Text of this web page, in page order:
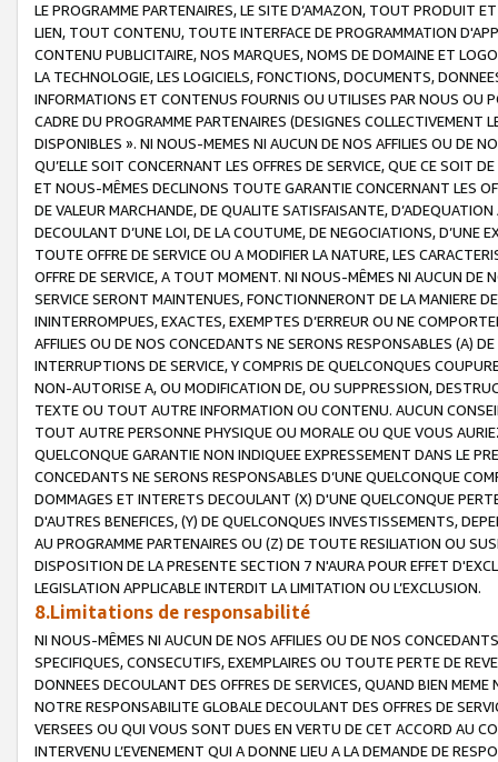
LE PROGRAMME PARTENAIRES, LE SITE D’AMAZON, TOUT PRODUIT
LIEN, TOUT CONTENU, TOUTE INTERFACE DE PROGRAMMATION
CONTENU PUBLICITAIRE, NOS MARQUES, NOMS DE DOMAINE ET
LA TECHNOLOGIE, LES LOGICIELS, FONCTIONS, DOCUMENTS,
INFORMATIONS ET CONTENUS FOURNIS OU UTILISES PAR NOUS OU
CADRE DU PROGRAMME PARTENAIRES (DESIGNES COLLECTIVEMENT
DISPONIBLES ». NI NOUS-MEMES NI AUCUN DE NOS AFFILIES OU DE
QU’ELLE SOIT CONCERNANT LES OFFRES DE SERVICE, QUE CE SOIT
ET NOUS-MÊMES DECLINONS TOUTE GARANTIE CONCERNANT LES
DE VALEUR MARCHANDE, DE QUALITE SATISFAISANTE,
DECOULANT D’UNE LOI, DE LA COUTUME, DE NEGOCIATIONS, D’UNE
TOUTE OFFRE DE SERVICE OU A MODIFIER LA NATURE, LES
OFFRE DE SERVICE, A TOUT MOMENT. NI NOUS-MÊMES NI AUCUN DE
SERVICE SERONT MAINTENUES, FONCTIONNERONT DE LA MANIERE
ININTERROMPUES, EXACTES, EXEMPTES D’ERREUR OU NE
AFFILIES OU DE NOS CONCEDANTS NE SERONS RESPONSABLES (A)
INTERRUPTIONS DE SERVICE, Y COMPRIS DE QUELCONQUES
NON-AUTORISE A, OU MODIFICATION DE, OU SUPPRESSION,
TEXTE OU TOUT AUTRE INFORMATION OU CONTENU. AUCUN
TOUT AUTRE PERSONNE PHYSIQUE OU MORALE OU QUE VOUS
QUELCONQUE GARANTIE NON INDIQUEE EXPRESSEMENT DANS LE
CONCEDANTS NE SERONS RESPONSABLES D’UNE QUELCONQUE
DOMMAGES ET INTERETS DECOULANT (X) D'UNE QUELCONQUE
D'AUTRES BENEFICES, (Y) DE QUELCONQUES INVESTISSEMENTS,
AU PROGRAMME PARTENAIRES OU (Z) DE TOUTE RESILIATION OU
DISPOSITION DE LA PRESENTE SECTION 7 N'AURA POUR EFFET
LEGISLATION APPLICABLE INTERDIT LA LIMITATION OU L’EXCLUSION.
8.Limitations de responsabilité
NI NOUS-MÊMES NI AUCUN DE NOS AFFILIES OU DE NOS
SPECIFIQUES, CONSECUTIFS, EXEMPLAIRES OU TOUTE PERTE DE
DONNEES DECOULANT DES OFFRES DE SERVICES, QUAND BIEN
NOTRE RESPONSABILITE GLOBALE DECOULANT DES OFFRES DE
VERSEES OU QUI VOUS SONT DUES EN VERTU DE CET ACCORD AU
INTERVENU L’EVENEMENT QUI A DONNE LIEU A LA DEMANDE DE